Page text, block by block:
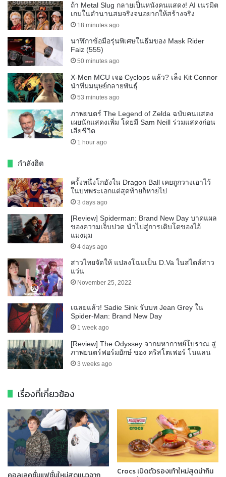
ถ้า Metal Slug กลายเป็นหนังคนแสดง! AI เนรมิต
เกมในตำนานสมจริงจนอยากให้สร้างจริง
18 minutes ago
นาฬิกาข้อมือรุ่นพิเศษในธีมของ Mask Rider
Faiz (555)
50 minutes ago
X-Men MCU เจอ Cyclops แล้ว? เล็ง Kit Connor
นำทีมมนุษย์กลายพันธุ์
53 minutes ago
ภาพยนตร์ The Legend of Zelda ฉบับคนแสดง
เผยนักแสดงเพิ่ม โดยมี Sam Neill ร่วมแสดงก่อน
เสียชีวิต
1 hour ago
กำลังฮิต
ครั้งหนึ่งโกฮังใน Dragon Ball เคยถูกวางเอาไว้
ในบทพระเอกแต่สุดท้ายก็หายไป
3 days ago
[Review] Spiderman: Brand New Day บาดแผล
ของความเจ็บปวด นำไปสู่การเติบโตของไอ้
แมงมุม
4 days ago
สาวไทยจัดให้ แปลงโฉมเป็น D.Va ในสไตล์สาว
แว่น
November 25, 2022
เฉลยแล้ว! Sadie Sink รับบท Jean Grey ใน
Spider-Man: Brand New Day
1 week ago
[Review] The Odyssey จากมหากาพย์โบราณ สู่
ภาพยนตร์ฟอร์มยักษ์ ของ คริสโตเฟอร์ โนแลน
3 weeks ago
เรื่องที่เกี่ยวข้อง
Crocs เปิดตัวรองเท้าใหม่สุดน่ากิน